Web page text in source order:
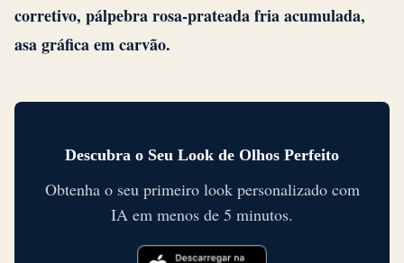
corretivo, pálpebra rosa-prateada fria acumulada,
asa gráfica em carvão.
Descubra o Seu Look de Olhos Perfeito
Obtenha o seu primeiro look personalizado com
IA em menos de 5 minutos.